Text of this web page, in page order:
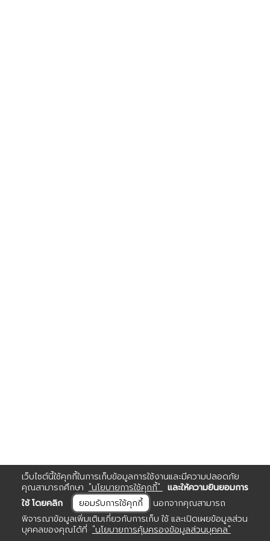
เว็บไซต์นี้ใช้คุกกี้ในการเก็บข้อมูลการใช้งานและมีความปลอดภัย
คุณสามารถศึกษา "นโยบายการใช้คุกกี้"
และให้ความยินยอมการ
ใช้ โดยคลิก
ยอมรับการใช้คุกกี้
นอกจากคุณสามารถ
พิจารณาข้อมูลเพิ่มเติมเกี่ยวกับการเก็บ ใช้ และเปิดเผยข้อมูลส่วน
บุคคลของคุณได้ที่ "นโยบายการคุ้มครองข้อมูลส่วนบุคคล"